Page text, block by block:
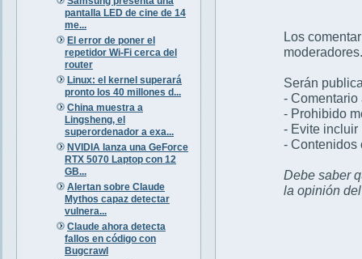
pantalla LED de cine de 14
me...
El error de poner el
repetidor Wi-Fi cerca del
router
Linux: el kernel superará
pronto los 40 millones d...
China muestra a
Lingsheng, el
superordenador a exa...
NVIDIA lanza una GeForce
RTX 5070 Laptop con 12
GB...
Alertan sobre Claude
Mythos capaz detectar
vulnera...
Claude ahora detecta
fallos en código con
Bugcrawl
Los
moderadores.
Serán
- Comentario
- Prohibido
- Evite incluir
- Contenidos
Debe saber
la opinión